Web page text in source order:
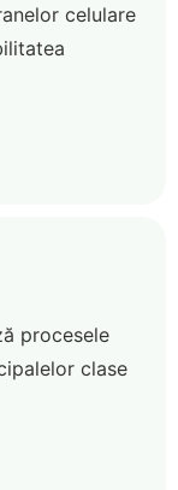
celulare
procesele
clase